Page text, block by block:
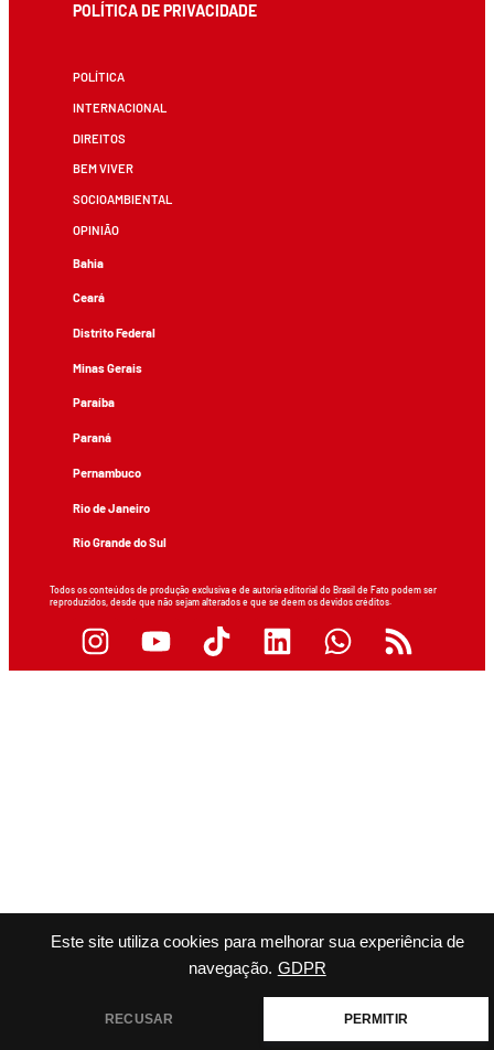
Este site utiliza cookies para melhorar sua experiência de
navegação. GDPR
RECUSAR PERMITIR
POLÍTICA DE PRIVACIDADE
POLÍTICA
INTERNACIONAL
DIREITOS
BEM VIVER
SOCIOAMBIENTAL
OPINIÃO
Bahia
Ceará
Distrito Federal
Minas Gerais
Paraíba
Paraná
Pernambuco
Rio de Janeiro
Rio Grande do Sul
Todos os conteúdos de produção exclusiva e de autoria editorial do Brasil de Fato podem ser
reproduzidos, desde que não sejam alterados e que se deem os devidos créditos.